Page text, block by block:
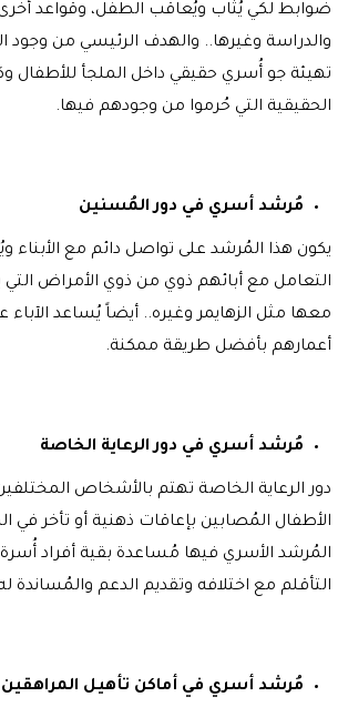
ضوابط لكي يُثاب ويُعاقب الطفل، وقواعد أُخرى
والدراسة وغيرها.. والهدف الرئيسي من وجود
تهيئة جو أُسري حقيقي داخل الملجأ للأطفال
الحقيقية التي حُرموا من وجودهم فيها.
مُرشد أسري في دور المُسنين
يكون هذا المُرشد على تواصل دائم مع الأبناء
التعامل مع أبائهم ذوي من ذوي الأمراض
معها مثل الزهايمر وغيره.. أيضاً يُساعد الآباء
أعمارهم بأفضل طريقة ممكنة.
مُرشد أسري في دور الرعاية الخاصة
دور الرعاية الخاصة تهتم بالأشخاص
الأطفال المُصابين بإعاقات ذهنية أو تأخر في
المُرشد الأسري فيها مُساعدة بقية أفراد
التأقلم مع اختلافه وتقديم الدعم والمُساندة
مُرشد أسري في أماكن تأهيل المراهقين